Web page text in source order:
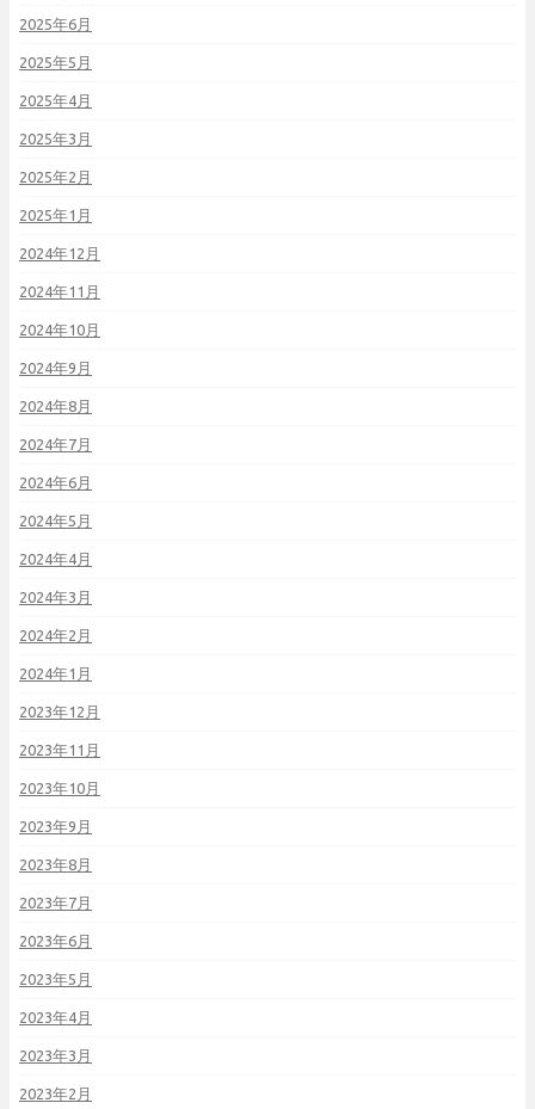
2025年6月
2025年5月
2025年4月
2025年3月
2025年2月
2025年1月
2024年12月
2024年11月
2024年10月
2024年9月
2024年8月
2024年7月
2024年6月
2024年5月
2024年4月
2024年3月
2024年2月
2024年1月
2023年12月
2023年11月
2023年10月
2023年9月
2023年8月
2023年7月
2023年6月
2023年5月
2023年4月
2023年3月
2023年2月